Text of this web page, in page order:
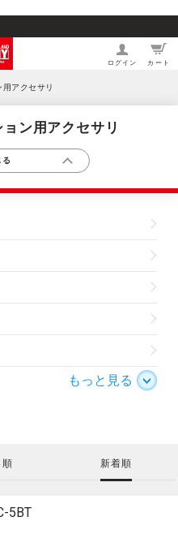
ログイン カート
アクセサリ
ン用アクセサリ
もっと見る
新着順
5BT